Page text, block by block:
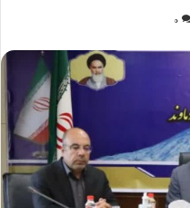
0